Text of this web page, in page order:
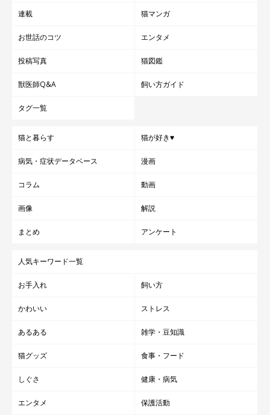
＠fuchanane
のかわいさに負けてしまい、迎え入れることを決めたそう。
連載 猫マンガ
お世話のコツ エンタメ
投稿写真 猫図鑑
獣医師Q&A 飼い方ガイド
タグ一覧
猫と暮らす 猫が好き♥
病気・症状データベース 漫画
コラム 動画
画像 解説
まとめ アンケート
人気キーワード一覧
お手入れ 飼い方
かわいい ストレス
あるある 雑学・豆知識
猫グッズ 食事・フード
しぐさ 健康・病気
エンタメ 保護活動